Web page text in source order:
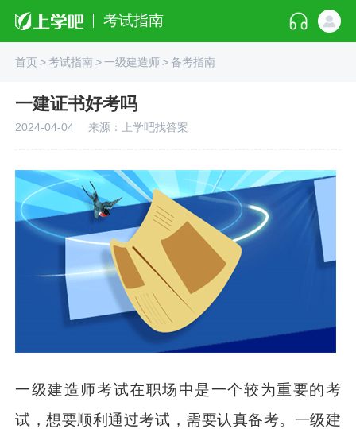
考试指南
首页>考试指南>一级建造师> 备考指南
一建证书好考吗
2024-04-04 来源：上学吧找答案
一级建造师考试在职场中是一个较为重要的考
试，想要顺利通过考试，需要认真备考。一级建